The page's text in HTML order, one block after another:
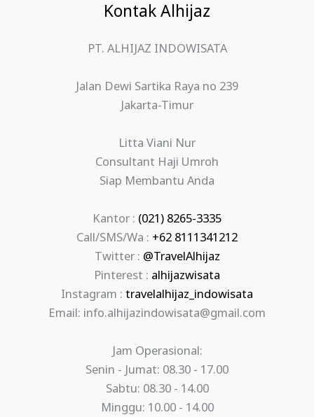
Kontak Alhijaz
PT. ALHIJAZ INDOWISATA
Jalan Dewi Sartika Raya no 239
Jakarta-Timur
Litta Viani Nur
Consultant Haji Umroh
Siap Membantu Anda
Kantor : (021) 8265-3335
Call/SMS/Wa : +62 8111341212
Twitter : @TravelAlhijaz
Pinterest : alhijazwisata
Instagram : travelalhijaz_indowisata
Email: info.alhijazindowisata@gmail.com
Jam Operasional:
Senin - Jumat: 08.30 - 17.00
Sabtu: 08.30 - 14.00
Minggu: 10.00 - 14.00